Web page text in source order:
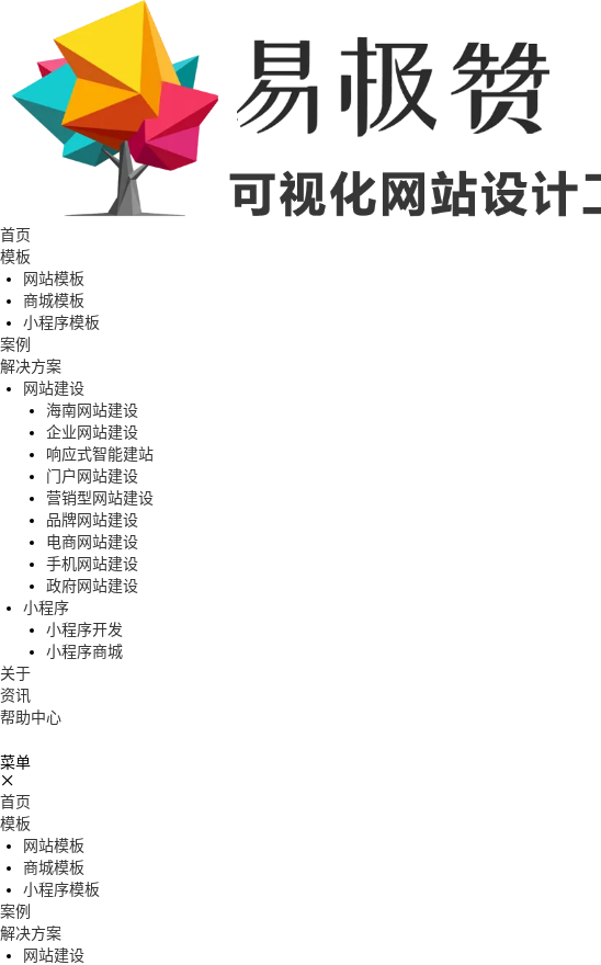
首页
模板
网站模板
商城模板
小程序模板
案例
解决方案
网站建设
海南网站建设
企业网站建设
响应式智能建站
门户网站建设
营销型网站建设
品牌网站建设
电商网站建设
手机网站建设
政府网站建设
小程序
小程序开发
小程序商城
关于
资讯
帮助中心
菜单
首页
模板
网站模板
商城模板
小程序模板
案例
解决方案
网站建设